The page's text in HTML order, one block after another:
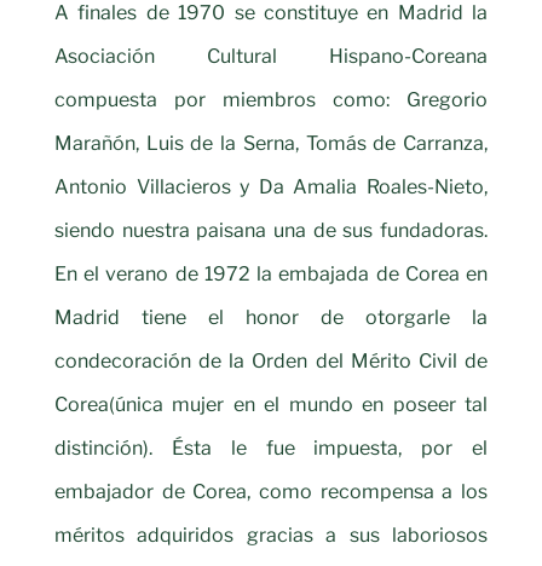
A finales de 1970 se constituye en Madrid la
Asociación Cultural Hispano-Coreana
compuesta por miembros como: Gregorio
Marañón, Luis de la Serna, Tomás de Carranza,
Antonio Villacieros y Da Amalia Roales-Nieto,
siendo nuestra paisana una de sus fundadoras.
En el verano de 1972 la embajada de Corea en
Madrid tiene el honor de otorgarle la
condecoración de la Orden del Mérito Civil de
Corea(única mujer en el mundo en poseer tal
distinción). Ésta le fue impuesta, por el
embajador de Corea, como recompensa a los
méritos adquiridos gracias a sus laboriosos